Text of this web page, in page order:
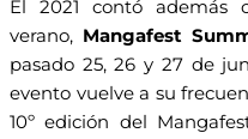
El 2021 contó además
verano, Mangafest
pasado 25, 26 y 27 de
evento vuelve a su
10º edición del